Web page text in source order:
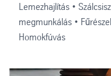
Lemezhajlítás •
megmunkálás •
Homokfúvás